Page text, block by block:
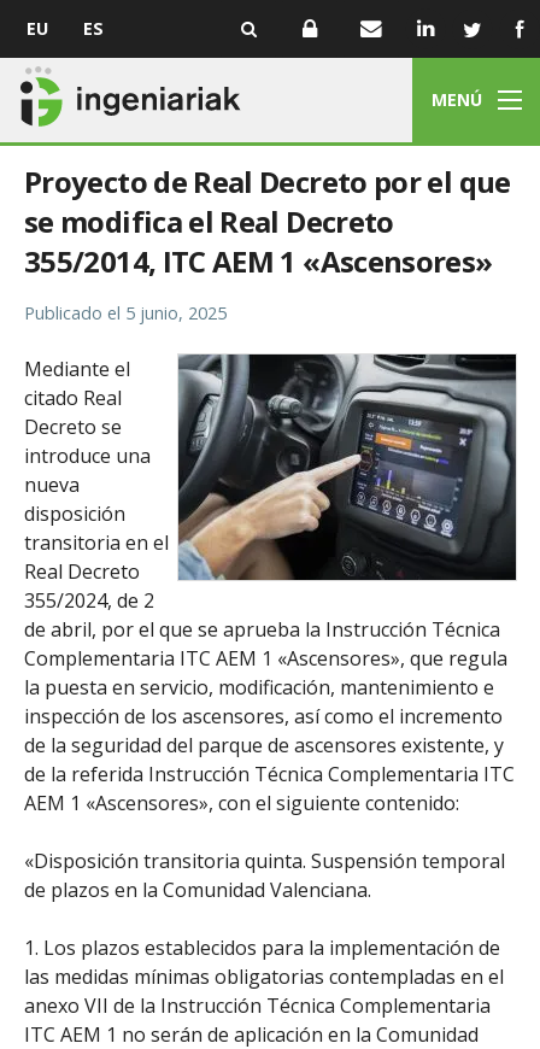
EU ES
MENÚ
Proyecto de Real Decreto por el que
se modifica el Real Decreto
355/2014, ITC AEM 1 «Ascensores»
Publicado el 5 junio, 2025
Mediante el
citado Real
Decreto se
introduce una
nueva
disposición
transitoria en el
Real Decreto
355/2024, de 2
de abril, por el que se aprueba la Instrucción Técnica
Complementaria ITC AEM 1 «Ascensores», que regula
la puesta en servicio, modificación, mantenimiento e
inspección de los ascensores, así como el incremento
de la seguridad del parque de ascensores existente, y
de la referida Instrucción Técnica Complementaria ITC
AEM 1 «Ascensores», con el siguiente contenido:
«Disposición transitoria quinta. Suspensión temporal
de plazos en la Comunidad Valenciana.
1. Los plazos establecidos para la implementación de
las medidas mínimas obligatorias contempladas en el
anexo VII de la Instrucción Técnica Complementaria
ITC AEM 1 no serán de aplicación en la Comunidad